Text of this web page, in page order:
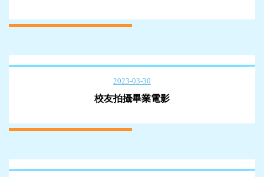
2023-03-30
校友拍攝畢業電影